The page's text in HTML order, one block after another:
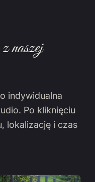
naszej
indywidualna
Po kliknięciu
lokalizację i czas